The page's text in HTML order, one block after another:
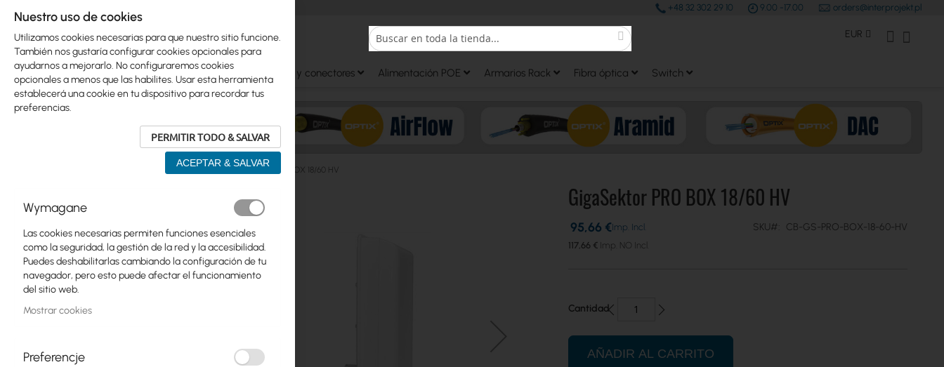
+48 32 302 29 10 9.00 -17.00 orders@interprojekt.pl
Search
Search Moneda
EUR Mi Cuenta
Ubiquiti Mikrotik WiFi Antenas Cables y conectores Alimentación POE Armarios Rack Fibra óptica Switch
Sector/Horn GigaSektor PRO BOX 18/60 HV
Skip
product
list
Ubiquiti
Mikrotik
WiFi
Antenas
Switch
al
de
la
galería
de
GigaSektor PRO BOX 18/60 HV
117,66 €
95,66 € SKU CB-GS-PRO-BOX-18-60-HV
Cantidad
AÑADIR AL CARRITO
Nuestro uso de cookies
Utilizamos cookies necesarias para que nuestro sitio funcione.
También nos gustaría configurar cookies opcionales para
ayudarnos a mejorarlo. No configuraremos cookies
opcionales a menos que las habilites. Usar esta herramienta
establecerá una cookie en tu dispositivo para recordar tus
preferencias.
PERMITIR TODO & SALVAR
ACEPTAR & SALVAR
Wymagane
Las cookies necesarias permiten funciones esenciales
como la seguridad, la gestión de la red y la accesibilidad.
Puedes deshabilitarlas cambiando la configuración de tu
navegador, pero esto puede afectar el funcionamiento
del sitio web.
Mostrar cookies
Preferencje